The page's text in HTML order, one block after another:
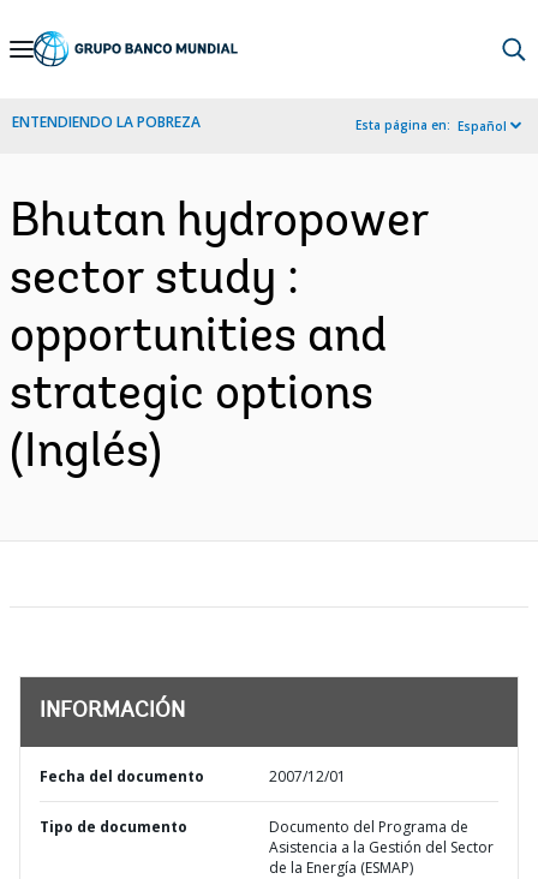
Skip
Navigation
ENTENDIENDO LA POBREZA Esta página en: Español
Bhutan hydropower
sector study :
opportunities and
strategic options
(Inglés)
INFORMACIÓN
Fecha del documento 2007/12/01
Tipo de documento
Documento del Programa de
Asistencia a la Gestión del Sector
de la Energía (ESMAP)